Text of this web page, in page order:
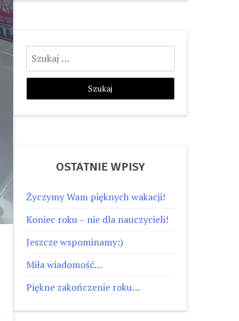
Szukaj:
OSTATNIE WPISY
Życzymy Wam pięknych wakacji!
Koniec roku – nie dla nauczycieli!
Jeszcze wspominamy:)
Miła wiadomość…
Piękne zakończenie roku…